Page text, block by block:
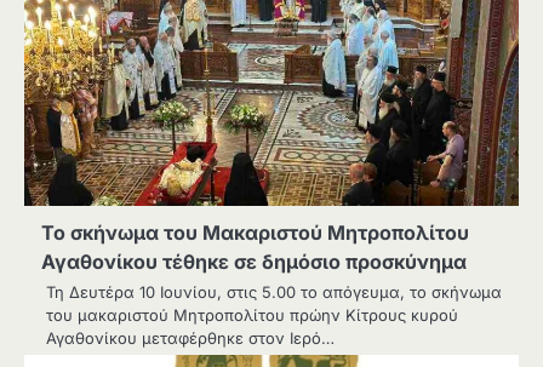
Το σκήνωμα του Μακαριστού Μητροπολίτου
Αγαθονίκου τέθηκε σε δημόσιο προσκύνημα
Τη Δευτέρα 10 Ιουνίου, στις 5.00 το απόγευμα, το σκήνωμα
του μακαριστού Μητροπολίτου πρώην Κίτρους κυρού
Αγαθονίκου μεταφέρθηκε στον Ιερό…